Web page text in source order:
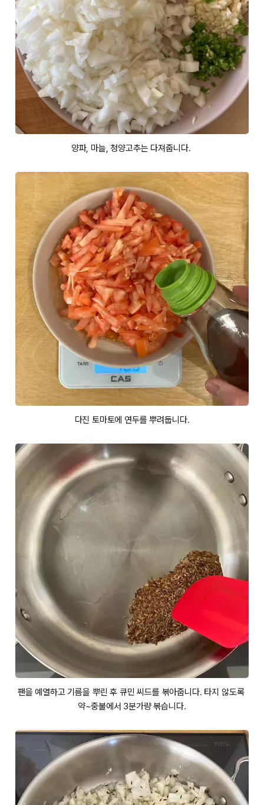
양파, 마늘, 청양고추는 다져줍니다.
다진 토마토에 연두를 뿌려둡니다.
팬을 예열하고 기름을 뿌린 후 큐민 씨드를 볶아줍니다. 타지 않도록
약~중불에서 3분가량 볶습니다.